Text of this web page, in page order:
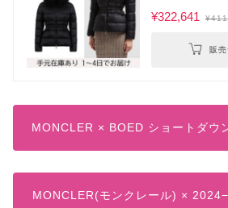
¥322,641
販
MONCLER × BOED ショートダウ
MONCLER(モンクレール) ×